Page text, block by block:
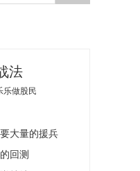
法
乐做股民
大量的援兵
回测